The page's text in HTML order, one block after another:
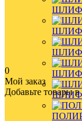
0
Мой заказ
Добавьте товары в